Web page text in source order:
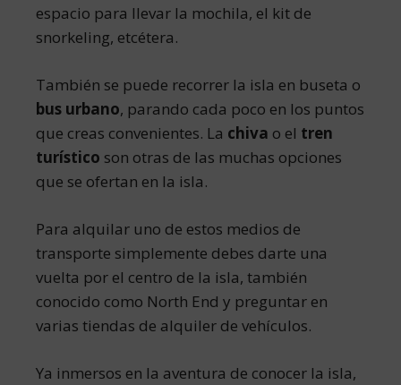
espacio para llevar la mochila, el kit de
snorkeling, etcétera.
También se puede recorrer la isla en buseta o
bus urbano, parando cada poco en los puntos
que creas convenientes. La chiva o el tren
turístico son otras de las muchas opciones
que se ofertan en la isla.
Para alquilar uno de estos medios de
transporte simplemente debes darte una
vuelta por el centro de la isla, también
conocido como North End y preguntar en
varias tiendas de alquiler de vehículos.
Ya inmersos en la aventura de conocer la isla,